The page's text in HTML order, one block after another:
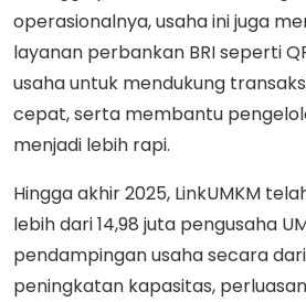
operasionalnya, usaha ini juga
layanan perbankan BRI seperti
usaha untuk mendukung
cepat, serta membantu
menjadi lebih rapi.
Hingga akhir 2025, LinkUMKM
lebih dari 14,98 juta pengusaha
pendampingan usaha secara
peningkatan kapasitas,